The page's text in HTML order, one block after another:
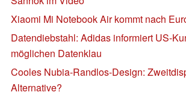
Xiaomi Mi Notebook Air kommt nach
Datendiebstahl: Adidas informiert US-
möglichen Datenklau
Cooles Nubia-Randlos-Design:
Alternative?